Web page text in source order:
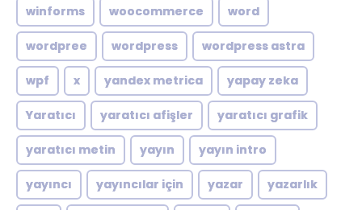
winforms woocommerce word
wordpree wordpress wordpress astra
wpf x yandex metrica yapay zeka
Yaratıcı yaratıcı afişler yaratıcı grafik
yaratıcı metin yayın yayın intro
yayıncı yayıncılar için yazar yazarlık